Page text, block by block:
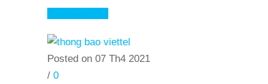
Posted on 07 Th4 2021
/ 0